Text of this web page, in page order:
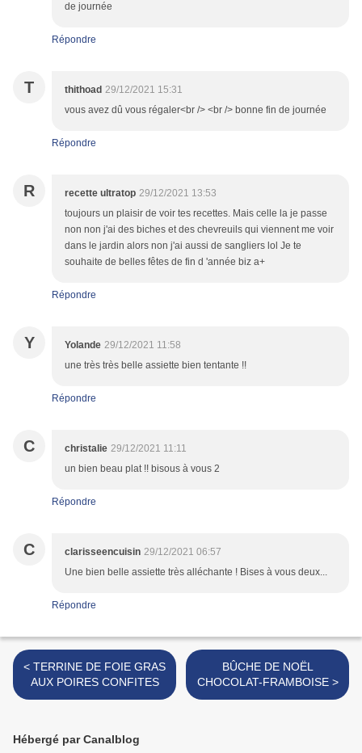
de journée
Répondre
T thithoad 29/12/2021 15:31
vous avez dû vous régaler<br /> <br /> bonne fin de journée
Répondre
R recette ultratop 29/12/2021 13:53
toujours un plaisir de voir tes recettes. Mais celle la je passe
non non j'ai des biches et des chevreuils qui viennent me voir
dans le jardin alors non j'ai aussi de sangliers lol Je te
souhaite de belles fêtes de fin d 'année biz a+
Répondre
Y Yolande 29/12/2021 11:58
une très très belle assiette bien tentante !!
Répondre
C christalie 29/12/2021 11:11
un bien beau plat !! bisous à vous 2
Répondre
C clarisseencuisin 29/12/2021 06:57
Une bien belle assiette très alléchante ! Bises à vous deux...
Répondre
< TERRINE DE FOIE GRAS
AUX POIRES CONFITES
BÛCHE DE NOËL
CHOCOLAT-FRAMBOISE >
Hébergé par Canalblog